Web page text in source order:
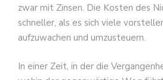
zwar mit Zinsen. Die Kosten des
schneller, als es sich viele
aufzuwachen und umzusteuern.
In einer Zeit, in der die